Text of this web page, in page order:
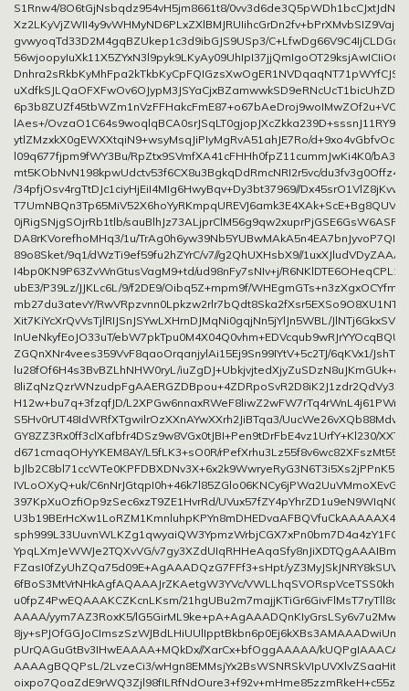
S1Rnw4/8O6tGjNsbqdz954vH5jm8661t8/
gvwyoqTd33D2M4gqBZUkep1c3d9ibGJS9USp3/
lAes+/
ytlZMzxkX0gEWXXtqiN9+wsyMsqJiPIyMgRvA51ahJE7Ro/
l09q677fjpm9fWY3Bu/RpZtx9SVmfXA41cFHHh0fpZ11cummJwKi4K0/
mt5KObNvN198kpwUdctv53f6CX8u3BgkqDdRmcNRI2r5vc/
/34pfjOsv4rgTtDJc1ciyHjEiI4MIg6HwyBqv+Dy3bt37969//
0jRigSNjgSOjrRb1tlb/
DA8rKVorefhoMHq3/1u/
89o8Sket/9q1/dWzTi9ef59fu2hZYrC/v7//g2QhUXHsbX9//
I4bp0KN9P63ZvWnGtusVagM9+td/ud98nFy7sNIv+j/
ubE3/P39Lz/JJKLc6L/9/f2DE9/Oibq5Z+mpm9f/
mb27du3atevY/
Xit7KiYcXrQvVsTjlRIJSnJSYwLXHrnDJMqNi0gqjNn5jYlJn5WBL/
InUeNkyfEoJO33uT/
ZGQnXNr4vees359VvF8qaoOrqanjylAi15Ej9Sn99IYtV+5c2TJ/6qKVx1/
lu28fOf6H4s3BvBZLhNHW0ryL/
H12w+bu7q+3fzqfJD/
S5Hv0rUT48IdWRfXTgwilrOzXXnAYwXXrh2JiBTqa3/
GY8ZZ3Rx0ff3clXafbfr4DSz9w8VGx0tJBI+Pen9tDrFbE4vz1UrfY+Kl230/
d671cmaqOHyYKEM8AY/L5fLK3+sO0R/
IVLoOXyQ+uk/
397KpXuOzfiOp9zSec6xzT9ZE1HvrRd/
YpqLXmJeWWJe2TQXvVG/
FZasI0fZyUhZQa75d09E+AgAAADQzG7FFf3+sHpt/
6fBoS3MtVrNHkAgfAQAAAJrZKAetgW3YVc/
u0fpZ4PwEQAAAKCZKcnLKsm/
AAAA/yym7AZ3RoxK5/
pUrQAGuGtBv3IHwEAAAA+MQkDx//XarCx+bfOggAAAAA/
AAAAgBQQPsL/2LvzeCi3/